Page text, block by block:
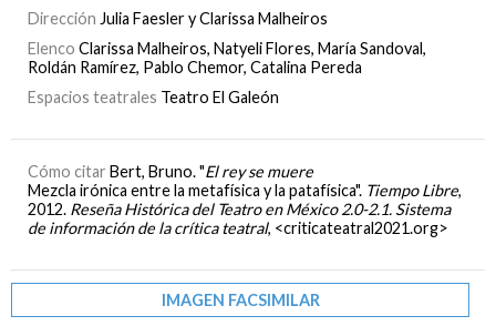
Dirección Julia Faesler y Clarissa Malheiros
Elenco Clarissa Malheiros, Natyeli Flores, María Sandoval,
Roldán Ramírez, Pablo Chemor, Catalina Pereda
Espacios teatrales Teatro El Galeón
Cómo citar Bert, Bruno. "El rey se muere
Mezcla irónica entre la metafísica y la patafísica". Tiempo Libre,
2012. Reseña Histórica del Teatro en México 2.0-2.1. Sistema
de información de la crítica teatral, <criticateatral2021.org>
IMAGEN FACSIMILAR